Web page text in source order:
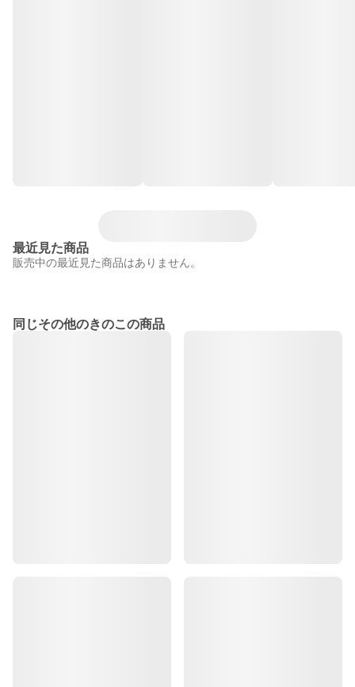
最近見た商品
販売中の最近見た商品はありません。
同じその他のきのこの商品